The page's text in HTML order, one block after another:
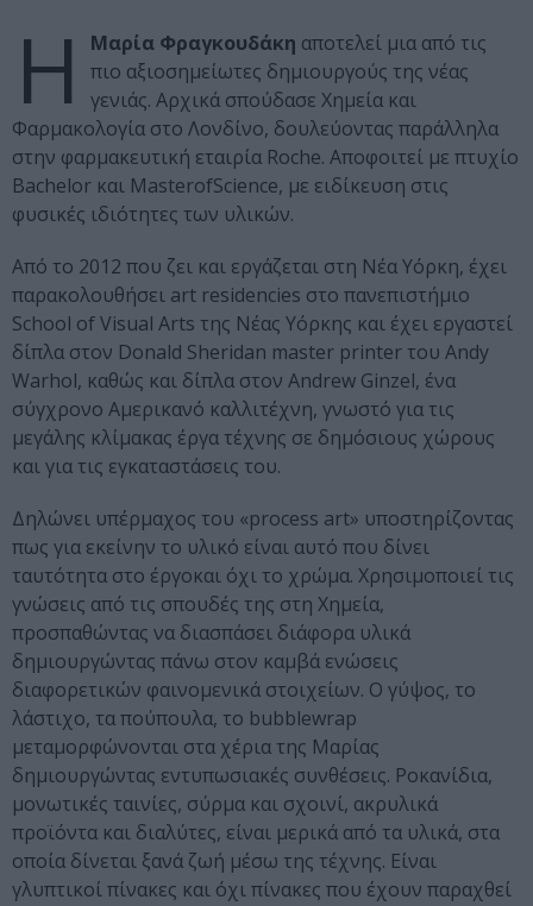
Η Μαρία Φραγκουδάκη αποτελεί μια από τις
πιο αξιοσημείωτες δημιουργούς της νέας
γενιάς. Αρχικά σπούδασε Χημεία και
Φαρμακολογία στο Λονδίνο, δουλεύοντας παράλληλα
στην φαρμακευτική εταιρία Roche. Αποφοιτεί με πτυχίο
Bachelor και MasterofScience, με ειδίκευση στις
φυσικές ιδιότητες των υλικών.
Από το 2012 που ζει και εργάζεται στη Νέα Υόρκη, έχει
παρακολουθήσει art residencies στο πανεπιστήμιο
School of Visual Arts της Νέας Υόρκης και έχει εργαστεί
δίπλα στον Donald Sheridan master printer του Andy
Warhol, καθώς και δίπλα στον Andrew Ginzel, ένα
σύγχρονο Αμερικανό καλλιτέχνη, γνωστό για τις
μεγάλης κλίμακας έργα τέχνης σε δημόσιους χώρους
και για τις εγκαταστάσεις του.
Δηλώνει υπέρμαχος του «process art» υποστηρίζοντας
πως για εκείνην το υλικό είναι αυτό που δίνει
ταυτότητα στο έργοκαι όχι το χρώμα. Χρησιμοποιεί τις
γνώσεις από τις σπουδές της στη Χημεία,
προσπαθώντας να διασπάσει διάφορα υλικά
δημιουργώντας πάνω στον καμβά ενώσεις
διαφορετικών φαινομενικά στοιχείων. Ο γύψος, το
λάστιχο, τα πούπουλα, το bubblewrap
μεταμορφώνονται στα χέρια της Μαρίας
δημιουργώντας εντυπωσιακές συνθέσεις. Ροκανίδια,
μονωτικές ταινίες, σύρμα και σχοινί, ακρυλικά
προϊόντα και διαλύτες, είναι μερικά από τα υλικά, στα
οποία δίνεται ξανά ζωή μέσω της τέχνης. Είναι
γλυπτικοί πίνακες και όχι πίνακες που έχουν παραχθεί